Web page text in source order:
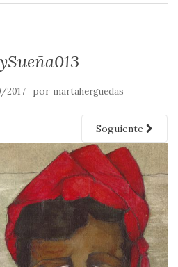
2017 por martaherguedas
Soguiente